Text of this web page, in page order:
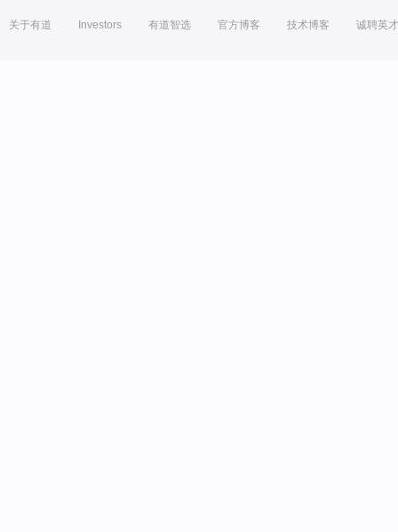
关于有道 Investors 有道智选 官方博客 技术博客 诚聘英才